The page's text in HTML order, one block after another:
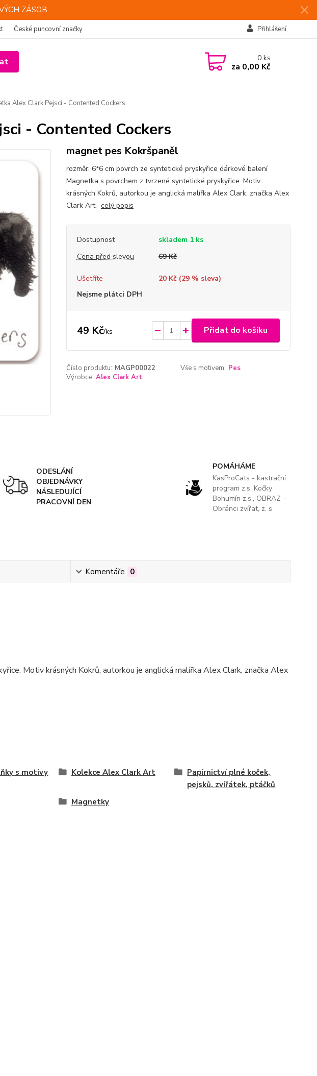
ZÁSOB.
České puncovní značky Přihlášení
0ks
za 0,00 Kč
Alex Clark Pejsci - Contented Cockers
- Contented Cockers
magnet pes Kokršpaněl
rozměr: 6*6 cm povrch ze syntetické pryskyřice dárkové balení
Magnetka s povrchem z tvrzené syntetické pryskyřice. Motiv
krásných Kokrů, autorkou je anglická malířka Alex Clark, značka Alex
Clark Art. celý popis
Dostupnost
skladem 1 ks
Cena před slevou
69 Kč
Ušetříte 20 Kč (29% sleva)
Nejsme plátci DPH
49 Kč/ks Přidat do košíku
Číslo produktu: MAGP00022 Vše s motivem: Pes
Výrobce: Alex Clark Art
ODESLÁNÍ
OBJEDNÁVKY
NÁSLEDUJÍCÍ
PRACOVNÍ DEN
POMÁHÁME
KasProCats - kastrační
program z.s, Kočky
Bohumín z.s., OBRAZ –
Obránci zvířat, z. s
Komentáře 0
Motiv krásných Kokrů, autorkou je anglická malířka Alex Clark, značka Alex
s motivy
Kolekce Alex Clark Art
Papírnictví plné koček,
pejsků, zvířátek, ptáčků
Magnetky